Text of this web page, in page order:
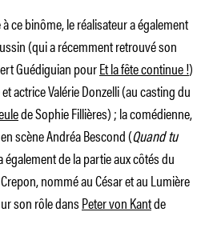
ce binôme, le réalisateur a également
(qui a récemment retrouvé son
Guédiguian pourEt la fête continue !)
actrice Valérie Donzelli (au casting du
de Sophie Fillières) ; la comédienne,
scène Andréa Bescond (Quand tu
également de la partie aux côtés du
nommé au César et au Lumière
son rôle dansPeter von Kantde